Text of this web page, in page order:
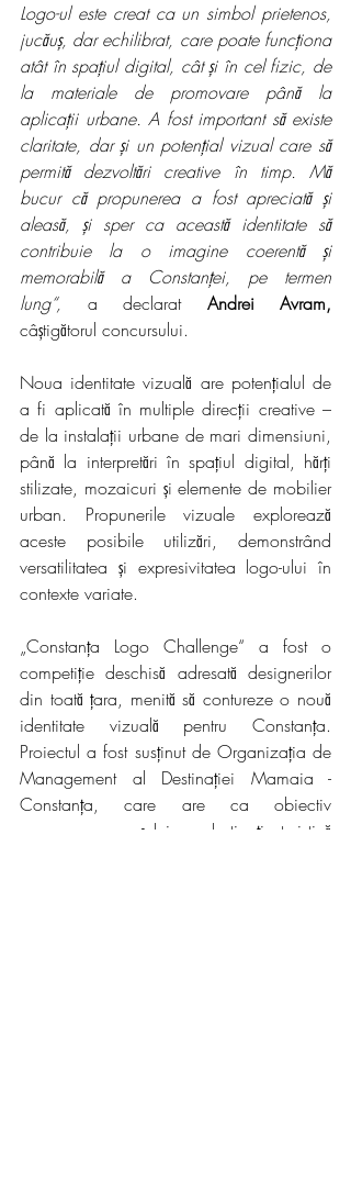
Logo-ul este creat ca un simbol prietenos,
jucăuș, dar echilibrat, care poate funcționa
atât în spațiul digital, cât și în cel fizic, de
la materiale de promovare până la
aplicații urbane. A fost important să existe
claritate, dar și un potențial vizual care să
permită dezvoltări creative în timp. Mă
bucur că propunerea a fost apreciată și
aleasă, și sper ca această identitate să
contribuie la o imagine coerentă și
memorabilă a Constanței, pe termen
lung“, a declarat
câștigătorul concursului.
Noua identitate vizuală are potențialul de
a fi aplicată în multiple direcții creative –
de la instalații urbane de mari dimensiuni,
până la interpretări în spațiul digital, hărți
stilizate, mozaicuri și elemente de mobilier
urban. Propunerile vizuale explorează
aceste posibile utilizări, demonstrând
versatilitatea și expresivitatea logo-ului în
contexte variate.
„Constanța Logo Challenge“ a fost o
competiție deschisă adresată designerilor
din toată țara, menită să contureze o nouă
identitate vizuală pentru Constanța.
Proiectul a fost susținut de Organizația de
Management al Destinației Mamaia -
Constanța, care are ca obiectiv
promovarea orașului ca destinație turistică